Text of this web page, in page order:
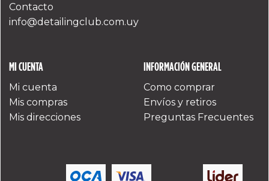
Contacto
info@detailingclub.com.uy
MI CUENTA
Mi cuenta
Mis compras
Mis direcciones
INFORMACIÓN GENERAL
Como comprar
Envíos y retiros
Preguntas Frecuentes